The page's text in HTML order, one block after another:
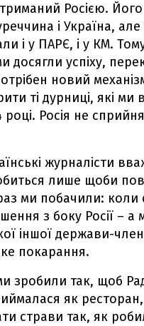
Росією.
і Україна,
і у ПАРЄ, і у КМ.
досягли успіху,
новий
ті дурниці, які ми
році. Росія не
журналісти
лише щоби
ми побачили: коли
з боку Росії – а
іншої держави-
покарання.
зробили так, щоб
як
страви так, як